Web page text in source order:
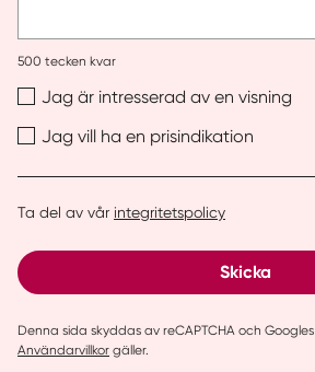
500 tecken kvar
Jag är intresserad av en visning
Jag vill ha en prisindikation
Ta del av vår integritetspolicy
Skicka
Denna sida skyddas av reCAPTCHA och Googles
Användarvillkor gäller.